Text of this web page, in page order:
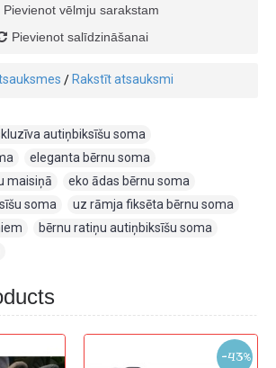
Pievienot vēlmju sarakstam
Pievienot salīdzināšanai
/ Rakstīt atsauksmi
autiņbiksīšu soma
eleganta bērnu soma
maisiņā
eko ādas bērnu soma
soma
uz rāmja fiksēta bērnu soma
bērnu ratiņu autiņbiksīšu soma
-43%